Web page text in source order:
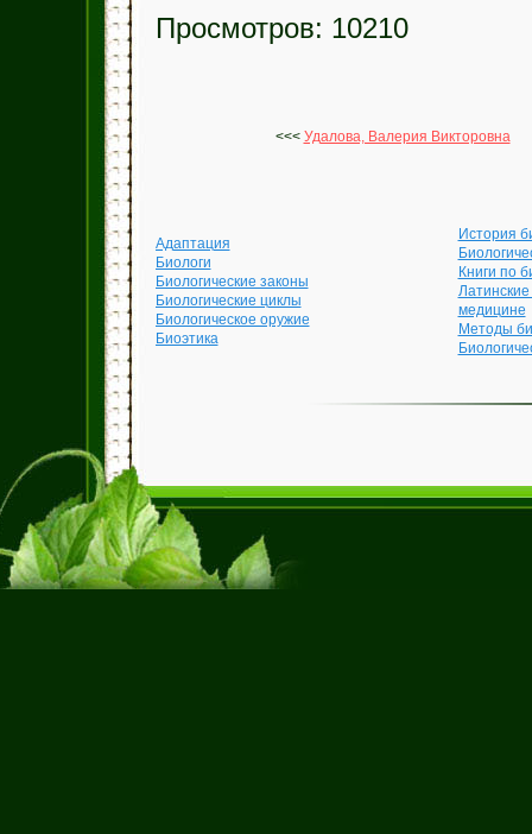
Просмотров: 10210
<<< Удалова, Валерия Викторовна
Адаптация
Биологи
Биологические законы
Биологические циклы
Биологическое оружие
Биоэтика
История
Книги по
медицине
Методы